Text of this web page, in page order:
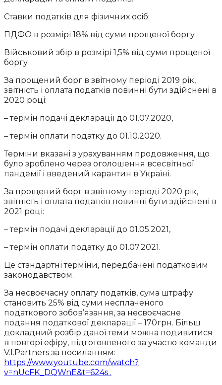
Ставки податків для фізичних осіб:
ПДФО в розмірі 18% від суми прощеної боргу
Військовий збір в розмірі 1,5% від суми прощеної
боргу
За прощений борг в звітному періоді 2019 рік,
звітність і оплата податків повинні бути здійснені в
2020 році:
– термін подачі декларації до 01.07.2020,
– термін оплати податку до 01.10.2020.
Терміни вказані з урахуванням продовження, що
було зроблено через оголошення всесвітньої
пандемії і введений карантин в Україні.
За прощений борг в звітному періоді 2020 рік,
звітність і оплата податків повинні бути здійснені в
2021 році:
– термін подачі декларації до 01.05.2021,
– термін оплати податку до 01.07.2021.
Це стандартні терміни, передбачені податковим
законодавством.
За несвоєчасну оплату податків, сума штрафу
становить 25% від суми несплаченого
податкового зобов’язання, за несвоєчасне
подання податкової декларації – 170грн. Більш
докладний розбір даної теми можна подивитися
в повторі ефіру, підготовленого за участю команди
V.I.Partners за посиланням:
https://www.youtube.com/watch?
v=nUcFK_DQWnE&t=624s .